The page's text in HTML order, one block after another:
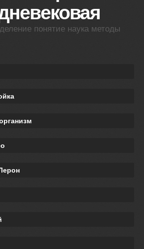
понятие наука методы